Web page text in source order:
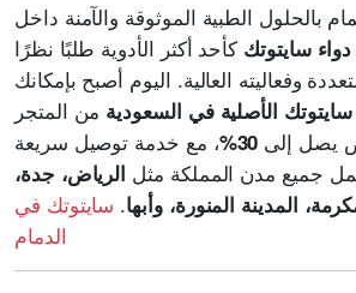
بالحلول الطبية الموثوقة والآمنة داخل
دواء سايتوتك كأحد أكثر الأدوية طلبًا نظرًا
وفعاليته العالية. اليوم أصبح بإمكانك
الأصلية في السعودية من المتجر
يصل إلى 30%
، مع خدمة توصيل سريعة
جميع مدن المملكة مثل الرياض، جدة،
المدينة المنورة، وأبها. سايتوتك في
الدمام